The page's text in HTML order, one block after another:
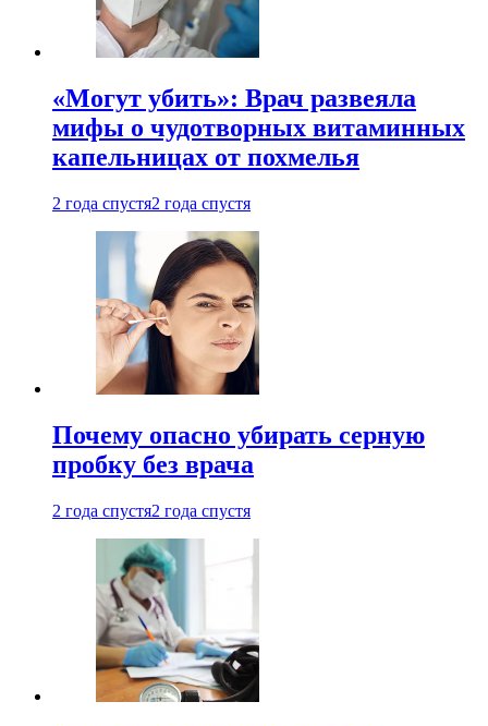
«Могут убить»: Врач развеяла
мифы о чудотворных витаминных
капельницах от похмелья
2 года спустя2 года спустя
Почему опасно убирать серную
пробку без врача
2 года спустя2 года спустя